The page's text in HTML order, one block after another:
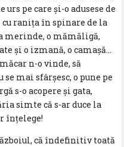
pe care şi-o adusese de
raniţa în spinare de la
merinde, o mămăligă,
şi o izmană, o camaşă…
n-o vinde, să
mai sfârşesc, o pune pe
s-o acopere şi gata,
simte că s-ar duce la
înţelege!
că îndefinitiv toată